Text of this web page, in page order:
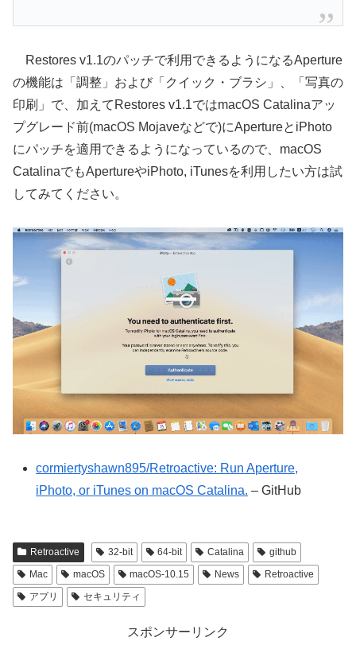
Restores v1.1のパッチで利用できるようになるAperture
の機能は「調整」および「クイック・ブラシ」、「写真の
印刷」で、加えてRestores v1.1ではmacOS Catalinaアッ
プグレード前(macOS Mojaveなどで)にApertureとiPhoto
にパッチを適用できるようになっているので、macOS
CatalinaでもApertureやiPhoto, iTunesを利用したい方は試
してみてください。
cormiertyshawn895/Retroactive: Run Aperture,
iPhoto, or iTunes on macOS Catalina. – GitHub
Retroactive 32-bit 64-bit Catalina
github
Mac
macOS macOS-10.15 News
Retroactive
アプリ
セキュリティ
スポンサーリンク